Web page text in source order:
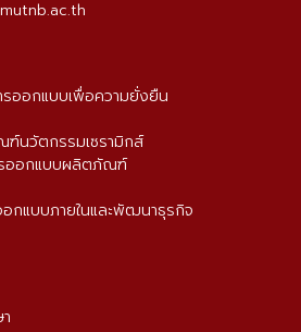
รออกแบบเพื่อความยั่งยืน
นวัตกรรมเซรามิกส์
รออกแบบผลิตภัณฑ์
กแบบภายในและพัฒนาธุรกิจ